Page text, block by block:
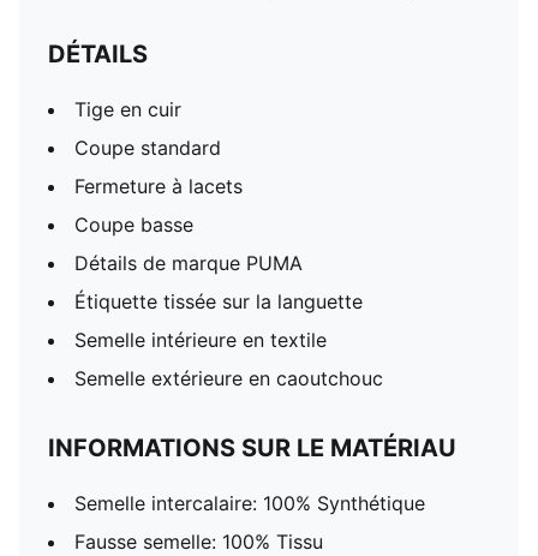
DÉTAILS
Tige en cuir
Coupe standard
Fermeture à lacets
Coupe basse
Détails de marque PUMA
Étiquette tissée sur la languette
Semelle intérieure en textile
Semelle extérieure en caoutchouc
INFORMATIONS SUR LE MATÉRIAU
Semelle intercalaire: 100% Synthétique
Fausse semelle: 100% Tissu